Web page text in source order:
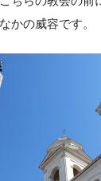
かの威容です。